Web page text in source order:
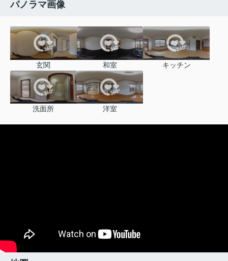
パノラマ画像
玄関 和室 キッチン
洗面所 洋室